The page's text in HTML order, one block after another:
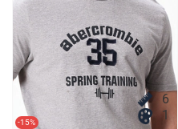
-15%
6
1